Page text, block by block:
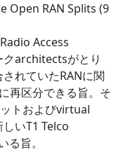
Open RAN Splits (9
Access
architectsがとり
れていたRANに関
再区分できる旨。そ
トおよびvirtual
いT1 Telco
旨。